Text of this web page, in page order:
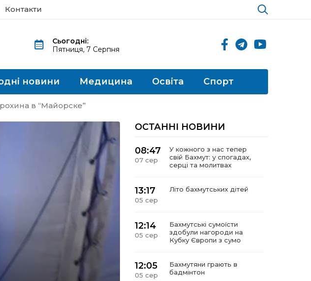
Контакти
Сьогодні:
Пятниця, 7 Серпня
новини Медицина Освіта Спорт
в “Майорске”
ОСТАННІ НОВИНИ
08:47
07 сер
У кожного з нас тепер
свій Бахмут: у спогадах,
серці та молитвах
13:17
05 сер
Літо бахмутських дітей
12:14
05 сер
Бахмутські сумоїсти
здобули нагороди на
Кубку Європи з сумо
12:05
05 сер
Бахмутяни грають в
бадмінтон